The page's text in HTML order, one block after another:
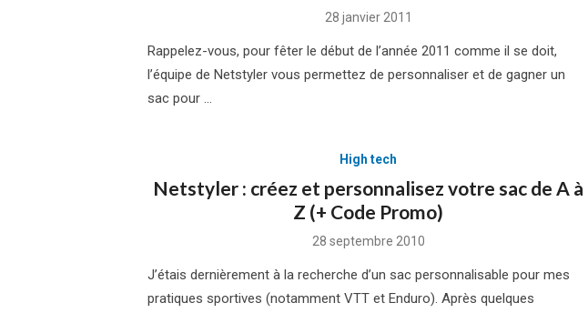
Posted
28 janvier 2011
Rappelez-vous, pour fêter le début de l’année 2011 comme il se doit,
l’équipe de Netstyler vous permettez de personnaliser et de gagner un
sac pour …
High tech
Netstyler : créez et personnalisez votre sac de A à
Z (+ Code Promo)
Posted
28 septembre 2010
J’étais dernièrement à la recherche d’un sac personnalisable pour mes
pratiques sportives (notamment VTT et Enduro). Après quelques